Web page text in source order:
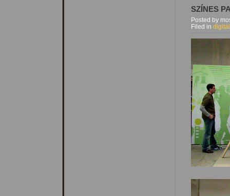
SZÍNES
Posted by
Filed in